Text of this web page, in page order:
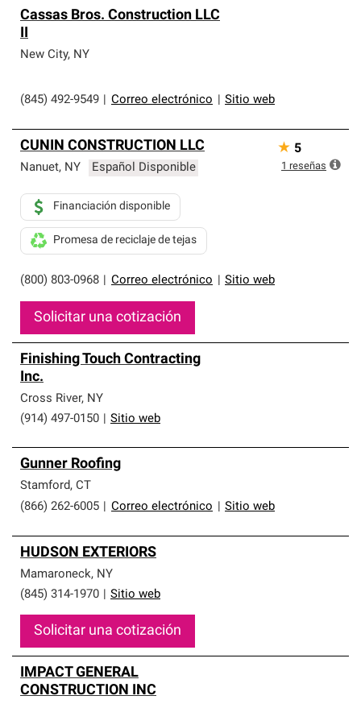
Cassas Bros. Construction LLC
II
New City, NY
(845) 492-9549 Correo electrónico Sitio web
CUNIN CONSTRUCTION LLC
Nanuet, NY Español Disponible
(800) 803-0968 Correo electrónico Sitio web
Financiación disponible
Promesa de reciclaje de tejas
Solicitar una cotización
★ 5
1 reseñas
Finishing Touch Contracting
Inc.
Cross River, NY
(914) 497-0150
Sitio web
Gunner Roofing
Stamford, CT
(866) 262-6005
Correo electrónico Sitio web
HUDSON EXTERIORS
Mamaroneck, NY
(845) 314-1970
Sitio web
Solicitar una cotización
IMPACT GENERAL
CONSTRUCTION INC